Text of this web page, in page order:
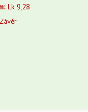
Lk 9,28
Závěr